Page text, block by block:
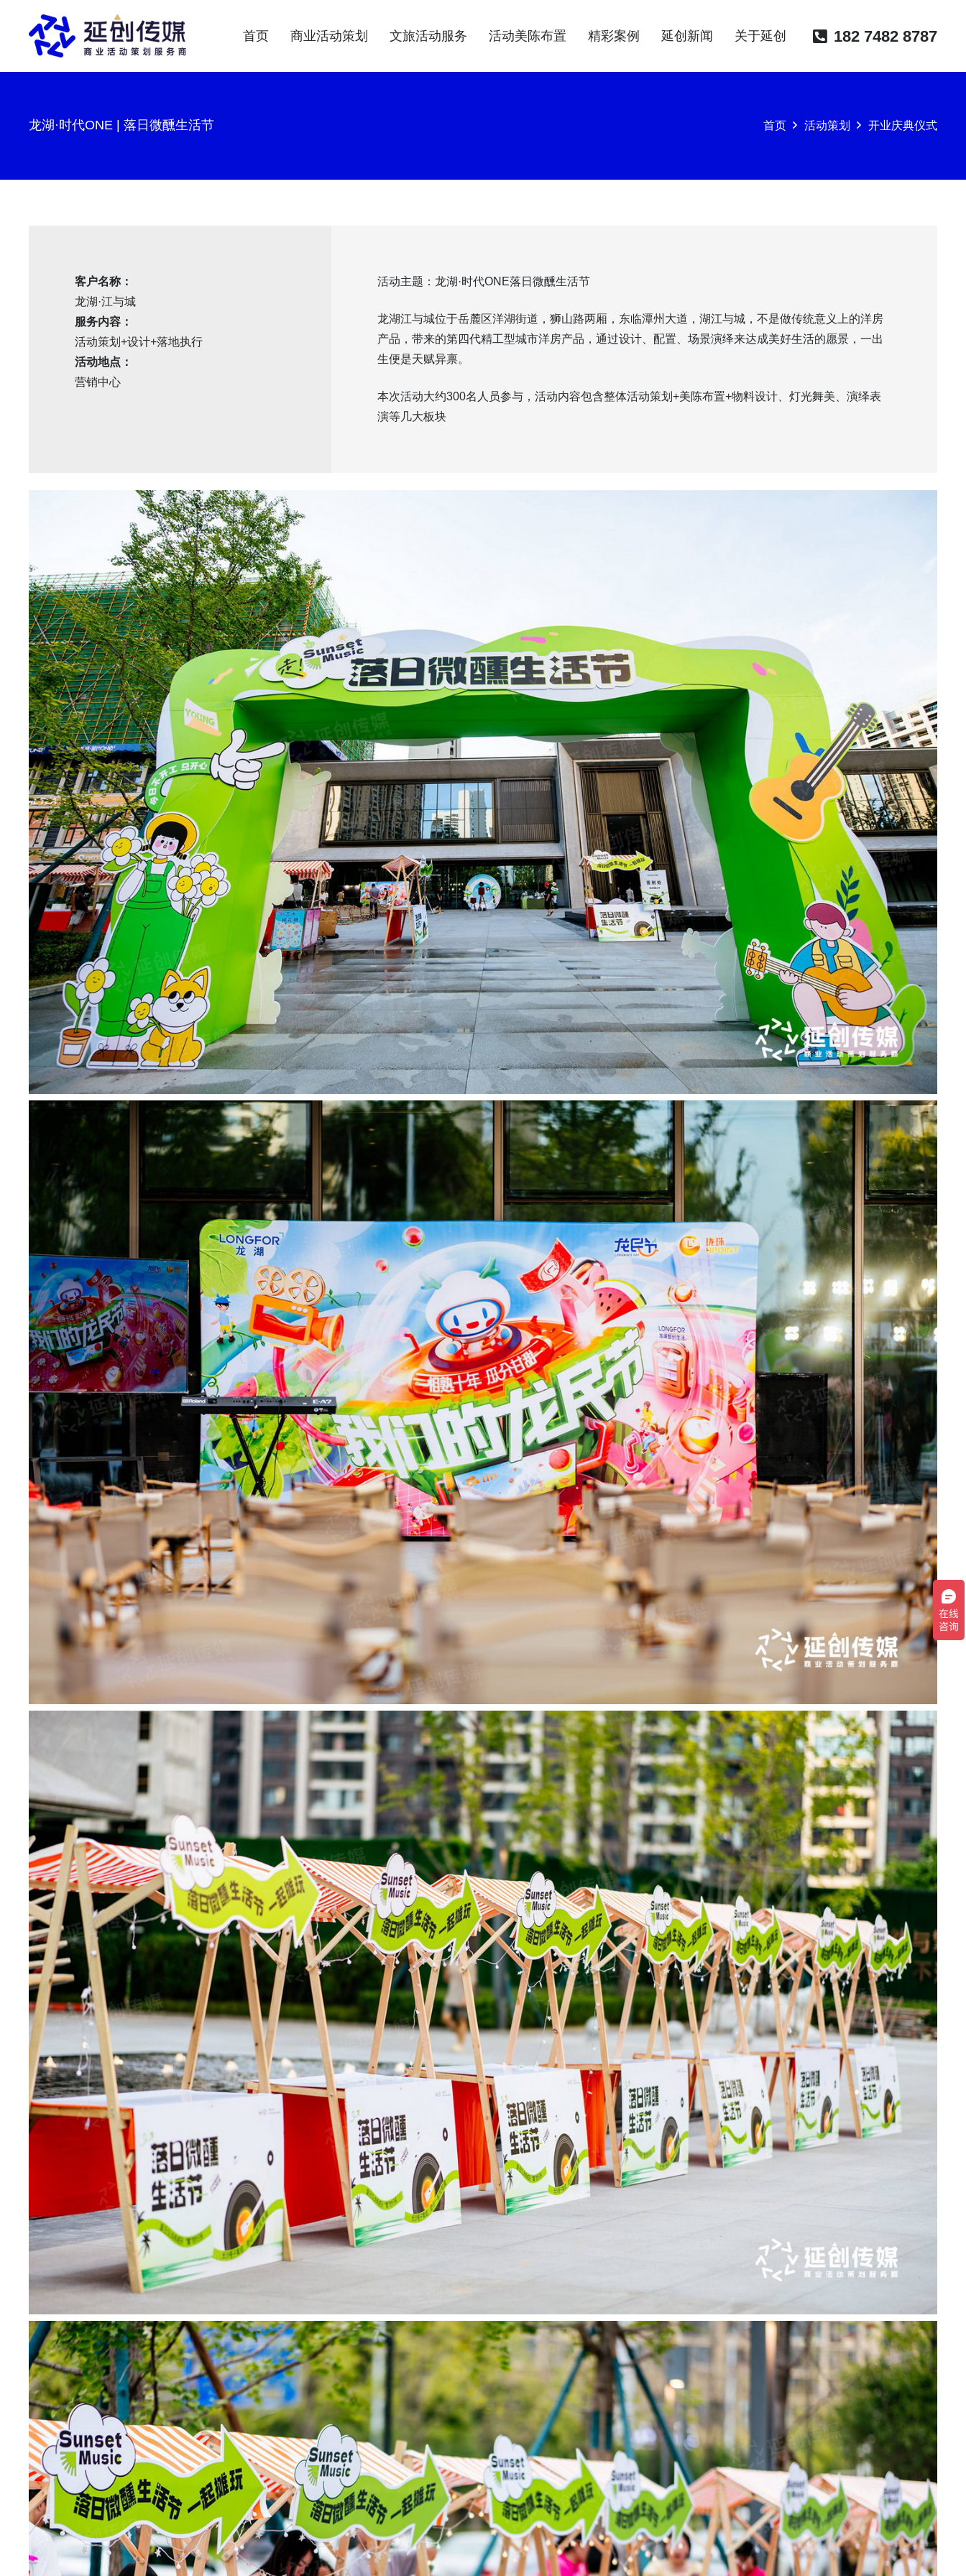
首页 商业活动策划 文旅活动服务 活动美陈布置 精彩案例 延创新闻 关于延创 182 7482 8787
龙湖·时代ONE | 落日微醺生活节 首页 活动策划 开业庆典仪式
客户名称：
龙湖·江与城
服务内容：
活动策划+设计+落地执行
活动地点：
营销中心
活动主题：龙湖·时代ONE落日微醺生活节
龙湖江与城位于岳麓区洋湖街道，狮山路两厢，东临潭州大道，湖江与城，不是做传统意义上的洋房
产品，带来的第四代精工型城市洋房产品，通过设计、配置、场景演绎来达成美好生活的愿景，一出
生便是天赋异禀。
本次活动大约300名人员参与，活动内容包含整体活动策划+美陈布置+物料设计、灯光舞美、演绎表
演等几大板块